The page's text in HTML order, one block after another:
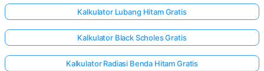
Kalkulator Lubang Hitam Gratis
Kalkulator Black Scholes Gratis
Kalkulator Radiasi Benda Hitam Gratis